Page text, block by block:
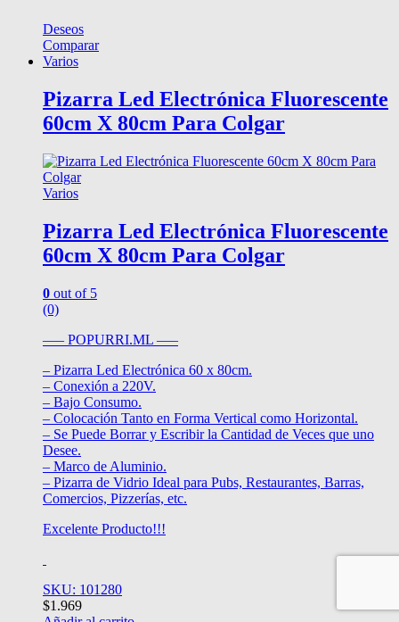
Deseos
Comparar
Varios
Pizarra Led Electrónica Fluorescente
60cm X 80cm Para Colgar
Varios
Pizarra Led Electrónica Fluorescente
60cm X 80cm Para Colgar
0 out of 5
(0)
—– POPURRI.ML —–
– Pizarra Led Electrónica 60 x 80cm.
– Conexión a 220V.
– Bajo Consumo.
– Colocación Tanto en Forma Vertical como Horizontal.
– Se Puede Borrar y Escribir la Cantidad de Veces que uno
Desee.
– Marco de Aluminio.
– Pizarra de Vidrio Ideal para Pubs, Restaurantes, Barras,
Comercios, Pizzerías, etc.
Excelente Producto!!!
SKU: 101280
$1.969